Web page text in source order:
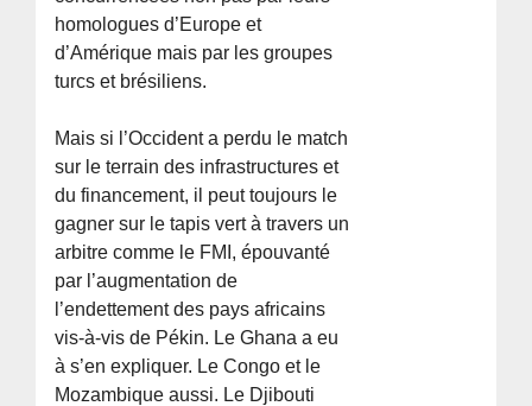
homologues d’Europe et
d’Amérique mais par les groupes
turcs et brésiliens.
Mais si l’Occident a perdu le match
sur le terrain des infrastructures et
du financement, il peut toujours le
gagner sur le tapis vert à travers un
arbitre comme le FMI, épouvanté
par l’augmentation de
l’endettement des pays africains
vis-à-vis de Pékin. Le Ghana a eu
à s’en expliquer. Le Congo et le
Mozambique aussi. Le Djibouti